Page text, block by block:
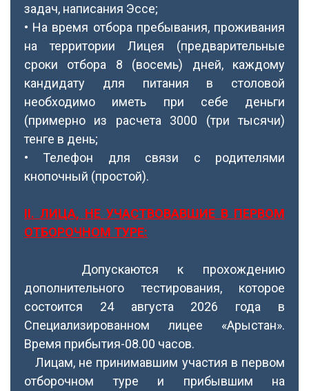
задач, написания Эссе;
• На время отбора пребывания, проживания
на территории Лицея (предварительные
сроки отбора 8 (восемь) дней, каждому
кандидату для питания в столовой
необходимо иметь при себе деньги
(примерно из расчета 3000 (три тысячи)
тенге в день;
• Телефон для связи с родителями
кнопочный (простой).
ІІ. ЛИЦА, НЕ УЧАСТВОВАВШИЕ В ПЕРВОМ
ОТБОРОЧНОМ ТУРЕ:
Допускаются к прохождению
дополнительного тестирования, которое
состоится 24 августа 2026 года в
Специализированном лицее «Арыстан».
Время прибытия-08.00 часов.
Лицам, не принимавшим участия в первом
отборочном туре и прибывшим на